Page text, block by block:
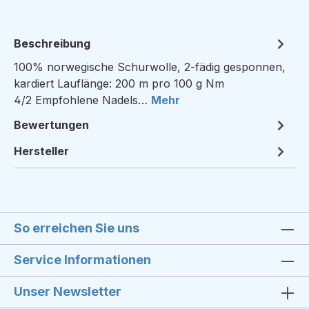
Beschreibung
100% norwegische Schurwolle, 2-fädig gesponnen,
kardiert Lauflänge: 200 m pro 100 g Nm
4/2 Empfohlene Nadels… Mehr
Bewertungen
Hersteller
So erreichen Sie uns
Service Informationen
Unser Newsletter